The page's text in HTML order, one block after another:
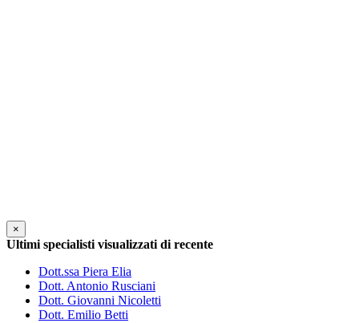
×
Ultimi specialisti visualizzati di recente
Dott.ssa Piera Elia
Dott. Antonio Rusciani
Dott. Giovanni Nicoletti
Dott. Emilio Betti